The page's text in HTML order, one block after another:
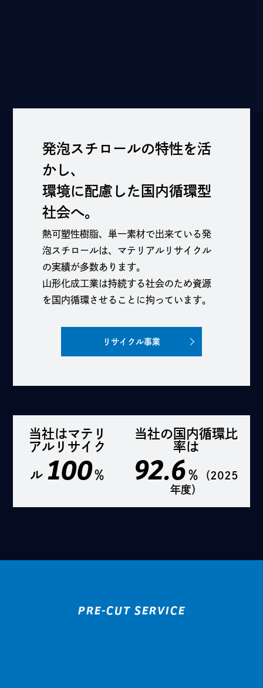
発泡スチロールの特性を活
かし、
環境に配慮した国内循環型
社会へ。
熱可塑性樹脂、単一素材で出来ている発
泡スチロールは、マテリアルリサイクル
の実績が多数あります。
山形化成工業は持続する社会のため資源
を国内循環させることに拘っています。
リサイクル事業
当社はマテリ
アルリサイク
ル 100％
当社の国内循環比
率は
92.6 ％
（2025
年度）
PRE-CUT SERVICE